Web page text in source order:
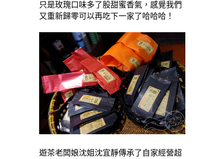
只是玫瑰口味多了股甜蜜香氣，感覺我們
又重新歸零可以再吃下一家了哈哈哈！
遊茶老闆娘沈姐沈宜靜傳承了自家經營超